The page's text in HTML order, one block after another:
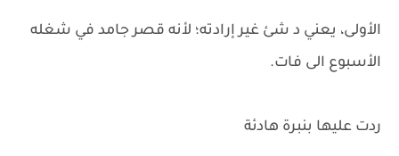
الأولى، يعني د شئ غير إرادته؛ لأنه قصر جامد في شغله
الأسبوع الى فات.
ردت عليها بنبرة هادئة